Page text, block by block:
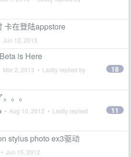
卡在登陆appstore
Jun 12, 2013
is Here
Mar 2, 2013 • Lastly replied by 18
。。
• Aug 10, 2012 • Lastly replied
11
stylus photo ex3驱动
• Jun 15, 2012